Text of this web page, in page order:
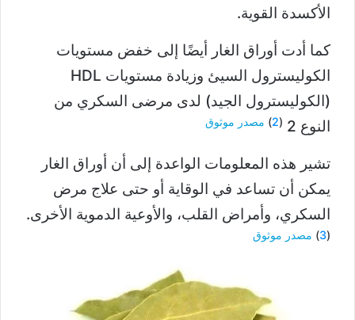
الأكسدة القوية.
كما أدت أوراق الغار أيضًا إلى خفض مستويات
الكوليسترول السيئ وزيادة مستويات HDL
(الكوليسترول الجيد) لدى مرضى السكري من
النوع 2
(
2
) مصدر موثوق
تشير هذه المعلومات الواعدة إلى أن أوراق الغار
يمكن أن تساعد في الوقاية أو حتى علاج مرض
السكري، وأمراض القلب، والأوعية الدموية الأخرى.
(
3
) مصدر موثوق